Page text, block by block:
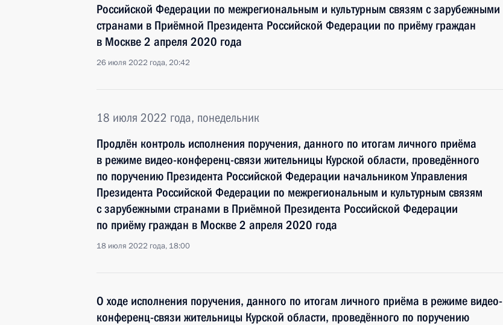
Российской Федерации по межрегиональным и культурным связям с зарубежными
странами в Приёмной Президента Российской Федерации по приёму граждан
в Москве 2 апреля 2020 года
26 июля 2022 года, 20:42
18 июля 2022 года, понедельник
Продлён контроль исполнения поручения, данного по итогам личного приёма
в режиме видео-конференц-связи жительницы Курской области, проведённого
по поручению Президента Российской Федерации начальником Управления
Президента Российской Федерации по межрегиональным и культурным связям
с зарубежными странами в Приёмной Президента Российской Федерации
по приёму граждан в Москве 2 апреля 2020 года
18 июля 2022 года, 18:00
О ходе исполнения поручения, данного по итогам личного приёма в режиме видео-
конференц-связи жительницы Курской области, проведённого по поручению